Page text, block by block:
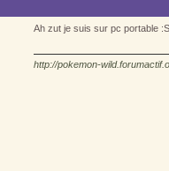
Ah zut je suis sur pc portable
http://pokemon-